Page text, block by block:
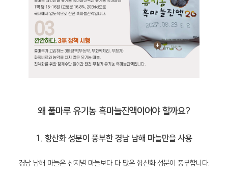
왜 풀마루 유기농 흑마늘진액이어야 할까요?
1. 항산화 성분이 풍부한 경남 남해 마늘만을 사용
경남 남해 마늘은 산지별 마늘보다 다 많은 항산화 성분이 풍부합니다.